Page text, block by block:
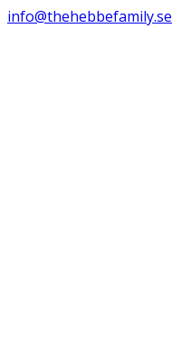
info@thehebbefamily.se